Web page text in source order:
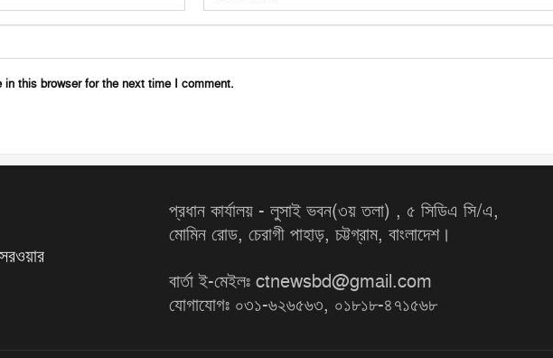
this browser for the next time I comment.
প্রধান কার্যালয় - লুসাই ভবন(৩য় তলা) , ৫ সিডিএ সি/এ,
মোমিন রোড, চেরাগী পাহাড়, চট্টগ্রাম, বাংলাদেশ।
বার্তা ই-মেইলঃ ctnewsbd@gmail.com
যোগাযোগঃ ০৩১-৬২৬৫৬৩, ০১৮১৮-৪৭১৫৬৮